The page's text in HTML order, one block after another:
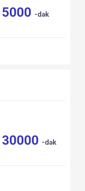
5000 -dək
30000 -dək